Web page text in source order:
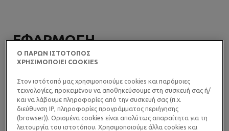
ΕΦΑΡΜΟΓΗ
Ο ΠΑΡΩΝ ΙΣΤΟΤΟΠΟΣ
ΧΡΗΣΙΜΟΠΟΙΕΙ COOKIES
Στον ιστότοπό μας χρησιμοποιούμε cookies και παρόμοιες
τεχνολογίες, προκειμένου να αποθηκεύσουμε στη συσκευή σας ή/
και να λάβουμε πληροφορίες από την συσκευή σας (π.χ.
διεύθυνση IP, πληροφορίες προγράμματος περιήγησης
(browser)). Ορισμένα cookies είναι απολύτως απαραίτητα για τη
λειτουργία του ιστοτόπου. Χρησιμοποιούμε άλλα cookies και